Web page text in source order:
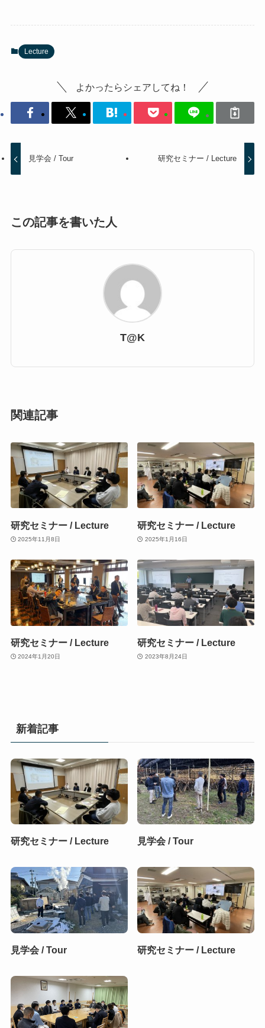
Lecture
よかったらシェアしてね！
見学会 / Tour 研究セミナー / Lecture
この記事を書いた人
T@K
関連記事
研究セミナー / Lecture
2025年11月8日
研究セミナー / Lecture
2025年1月16日
研究セミナー / Lecture
2024年1月20日
研究セミナー / Lecture
2023年8月24日
新着記事
研究セミナー / Lecture 見学会 / Tour
見学会 / Tour 研究セミナー / Lecture